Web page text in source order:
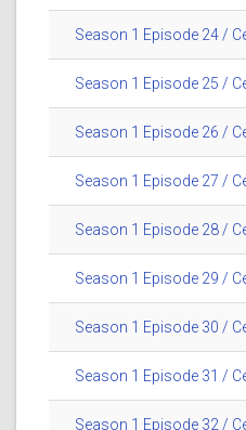
Season 1 Episode 24 /
Season 1 Episode 25 /
Season 1 Episode 26 /
Season 1 Episode 27 /
Season 1 Episode 28 /
Season 1 Episode 29 /
Season 1 Episode 30 /
Season 1 Episode 31 /
Season 1 Episode 32 /